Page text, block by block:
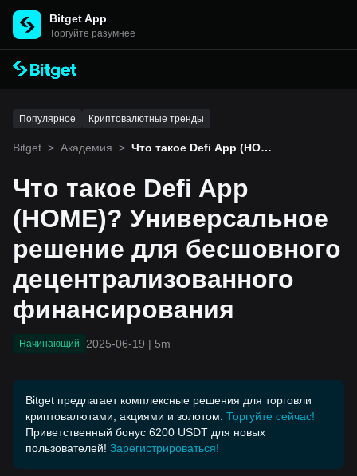
Bitget App
Торгуйте разумнее
Популярное Криптовалютные тренды
Bitget > Академия > Что такое Defi App (HOM
ентрализованного финан
сирования
Что такое Defi App
(HOME)? Универсальное
решение для бесшовного
децентрализованного
финансирования
Начинающий 2025-06-19 | 5m
Bitget предлагает комплексные решения для торговли
криптовалютами, акциями и золотом. Торгуйте сейчас!
Приветственный бонус 6200 USDT для новых
пользователей! Зарегистрироваться!